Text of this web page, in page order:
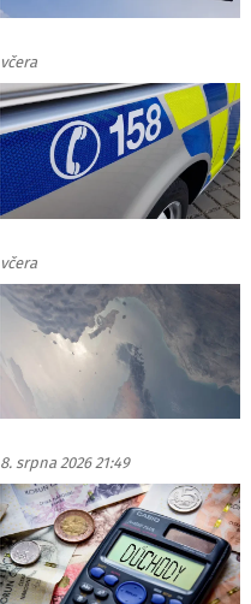
včera
včera
8. srpna 2026 21:49